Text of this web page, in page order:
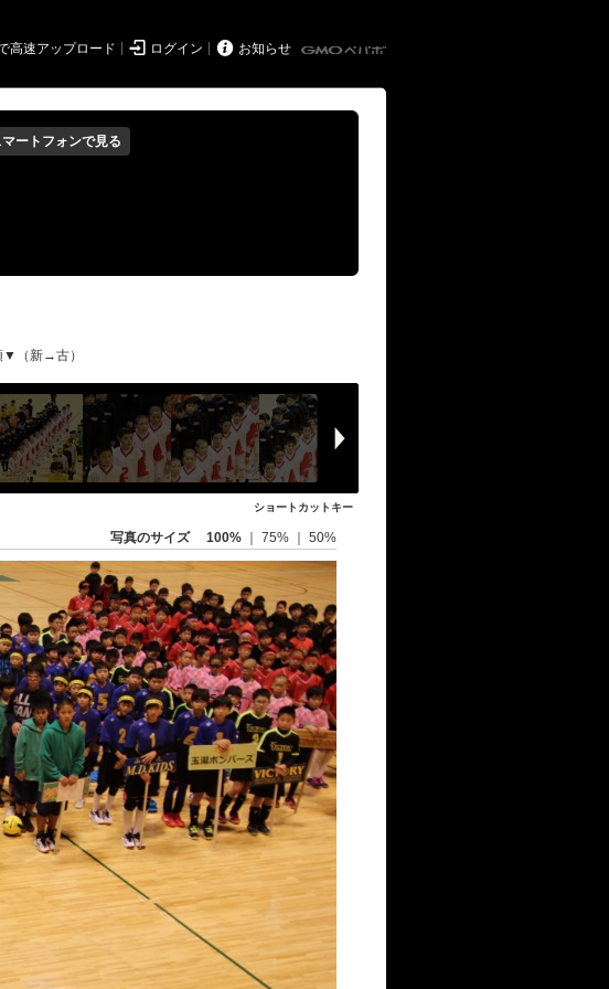
高速アップロード  ログイン  お知らせ
マートフォンで見る
▼（新→古）
ショートカットキー
写真のサイズ 100% 75% 50%